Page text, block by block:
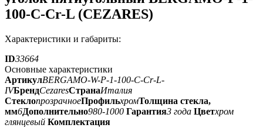
100-C-Cr-L (CEZARES)
Характеристики и габариты:
ID33664
Основные характеристики
АртикулBERGAMO-W-P-1-100-C-Cr-L-
IVБрендCezaresСтранаИталия
СтеклопрозрачноеПрофильхромТолщина стекла,
мм6Дополнительно980-1000 Гарантия3 года Цветхром
глянцевый Комплектация